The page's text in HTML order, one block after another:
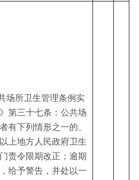
场所卫生管理条例实
第三十七条：公共场
有下列情形之一的、
上地方人民政府卫生
责令限期改正；逾期
给予警告，并处以一